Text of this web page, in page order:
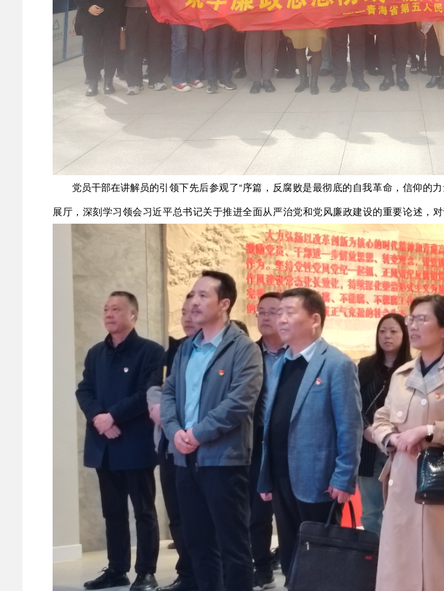
党员干部在讲解员的引领下先后参观了“序篇，反腐败是最彻底的自我革命，信仰的
展厅，深刻学习领会习近平总书记关于推进全面从严治党和党风廉政建设的重要论述，